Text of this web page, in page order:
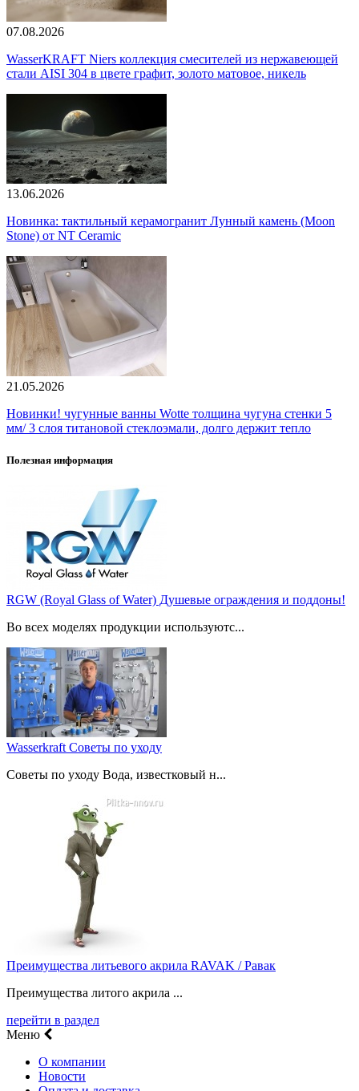
07.08.2026
WasserKRAFT Niers коллекция смесителей из нержавеющей
стали AISI 304 в цвете графит, золото матовое, никель
13.06.2026
Новинка: тактильный керамогранит Лунный камень (Moon
Stone) от NT Ceramic
21.05.2026
Новинки! чугунные ванны Wotte толщина чугуна стенки 5
мм/ 3 слоя титановой стеклоэмали, долго держит тепло
Полезная информация
RGW (Royal Glass of Water) Душевые ограждения и поддоны!
Во всех моделях продукции используютс...
Wasserkraft Советы по уходу
Советы по уходу Вода, известковый н...
Преимущества литьевого акрила RAVAK / Равак
Преимущества литого акрила ...
перейти в раздел
Меню
О компании
Новости